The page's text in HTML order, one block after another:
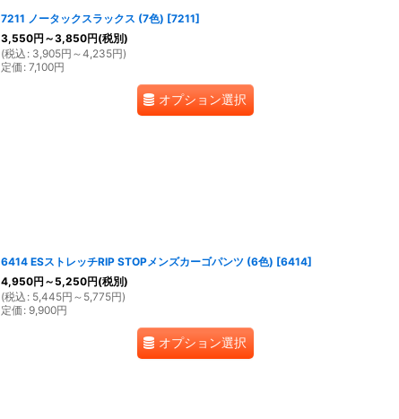
7211 ノータックスラックス (7色) [7211]
3,550円 ～3,850円(税別)
(税込 : 3,905円 ～4,235円)
定価 : 7,100円
オプション選択
6414 ESストレッチRIP STOPメンズカーゴパンツ (6色) [6414]
4,950円 ～5,250円(税別)
(税込 : 5,445円 ～5,775円)
定価 : 9,900円
オプション選択